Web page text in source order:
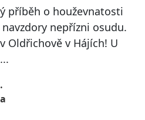
příběh o houževnatosti
nepřízni osudu.
Oldřichově v Hájích! U